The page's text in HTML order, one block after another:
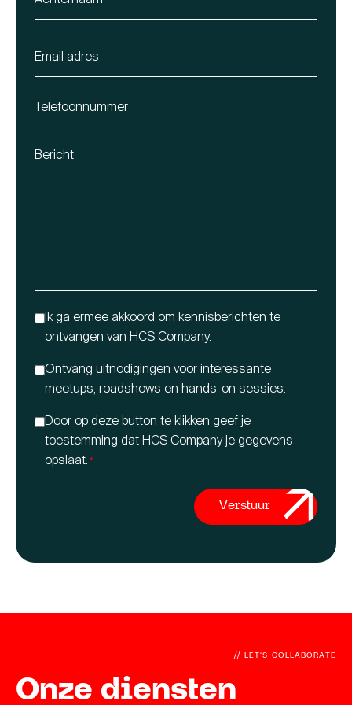
Phone
Bericht
7626026
Ik ga ermee akkoord om kennisberichten te
ontvangen van HCS Company.
7824600
Ontvang uitnodigingen voor interessante
meetups, roadshows en hands-on sessies.
Consent
to
save
Door op deze button te klikken geef je
toestemming dat HCS Company je gegevens
opslaat. *
Verstuur
// LET’S COLLABORATE
Onze diensten